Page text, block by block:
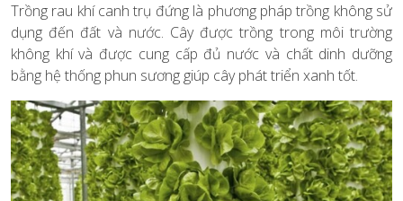
Trồng rau khí canh trụ đứng là phương pháp trồng không sử
dụng đến đất và nước. Cây được trồng trong môi trường
không khí và được cung cấp đủ nước và chất dinh dưỡng
bằng hệ thống phun sương giúp cây phát triển xanh tốt.